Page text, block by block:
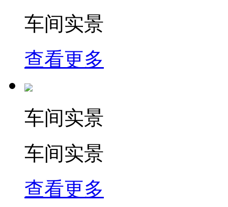
车间实景
查看更多
车间实景
车间实景
查看更多